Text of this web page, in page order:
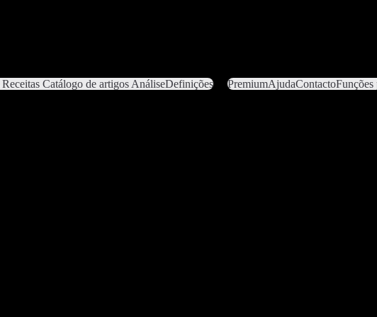
Receitas Catálogo de artigos AnáliseDefinições PremiumAjudaContactoFunções